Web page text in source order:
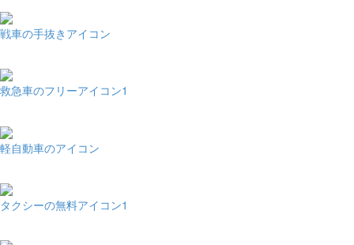
戦車の手抜きアイコン
救急車のフリーアイコン1
軽自動車のアイコン
タクシーの無料アイコン1